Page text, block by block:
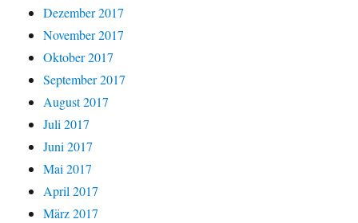
Dezember 2017
November 2017
Oktober 2017
September 2017
August 2017
Juli 2017
Juni 2017
Mai 2017
April 2017
März 2017